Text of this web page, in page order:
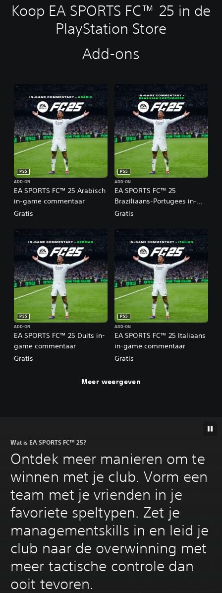
Koop EA SPORTS FC™ 25 in de
PlayStation Store
Add-ons
EA SPORTS FC™ 25 Arabisch
in-game commentaar
PS5
ADD-ON
Gratis
EA SPORTS FC™ 25
Braziliaans-Portugees in-
game commentaar
PS5
ADD-ON
Gratis
EA SPORTS FC™ 25 Duits in-
game commentaar
PS5
ADD-ON
Gratis
EA SPORTS FC™ 25 Italiaans
in-game commentaar
PS5
ADD-ON
Gratis
Meer weergeven
Wat is EA SPORTS FC™ 25?
Ontdek meer manieren om te
winnen met je club. Vorm een
team met je vrienden in je
favoriete speltypen. Zet je
managementskills in en leid je
club naar de overwinning met
meer tactische controle dan
ooit tevoren.